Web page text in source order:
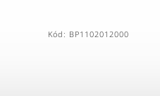
Kód: BP1102012000